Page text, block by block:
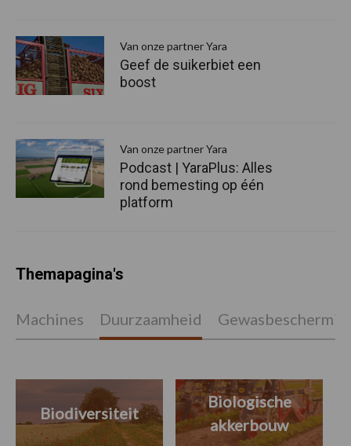
Van onze partner Yara
Geef de suikerbiet een
boost
Van onze partner Yara
Podcast | YaraPlus: Alles
rond bemesting op één
platform
Themapagina's
Machines Duurzaamheid
Biodiversiteit
Biologische
akkerbouw